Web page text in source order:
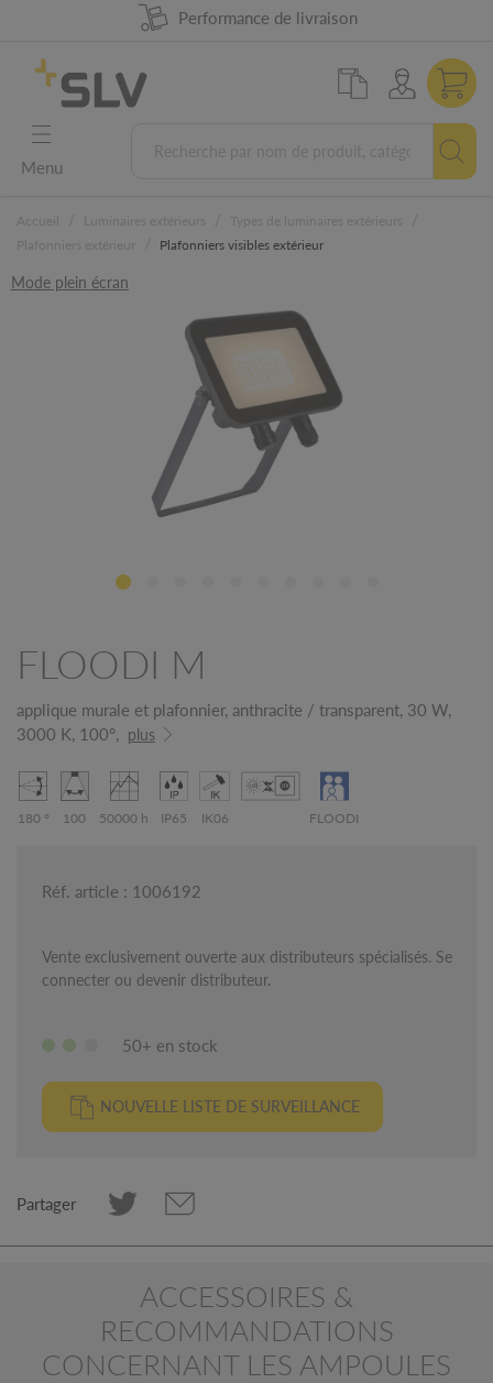
Disponibilité produit à 98%
Performance de livraison
Garantie 5 ans
Conception Allemande
Menu
Plafonniers visibles extérieur
Mode plein écran
FLOODI M
applique murale et plafonnier, anthracite / transparent, 30 W,
3000 K, 100°,
plus
180 ° 100 50000 h IP65 IK06 FLOODI
Réf. article : 1006192
Vente exclusivement ouverte aux distributeurs spécialisés. Se
connecter ou devenir distributeur.
50+ en stock
NOUVELLE LISTE DE SURVEILLANCE
Partager
ACCESSOIRES &
RECOMMANDATIONS
CONCERNANT LES AMPOULES